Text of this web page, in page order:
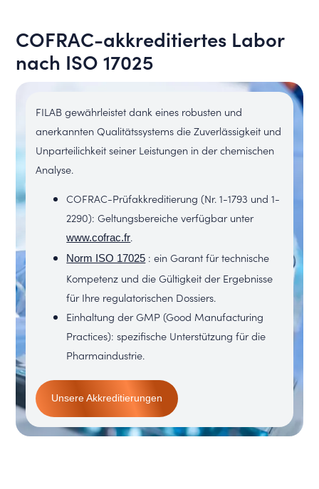
COFRAC-akkreditiertes Labor
nach ISO 17025
FILAB gewährleistet dank eines robusten und
anerkannten Qualitätssystems die Zuverlässigkeit und
Unparteilichkeit seiner Leistungen in der chemischen
Analyse.
COFRAC-Prüfakkreditierung (Nr. 1-1793 und 1-
2290): Geltungsbereiche verfügbar unter
www.cofrac.fr.
Norm ISO 17025 : ein Garant für technische
Kompetenz und die Gültigkeit der Ergebnisse
für Ihre regulatorischen Dossiers.
Einhaltung der GMP (Good Manufacturing
Practices): spezifische Unterstützung für die
Pharmaindustrie.
Unsere Akkreditierungen